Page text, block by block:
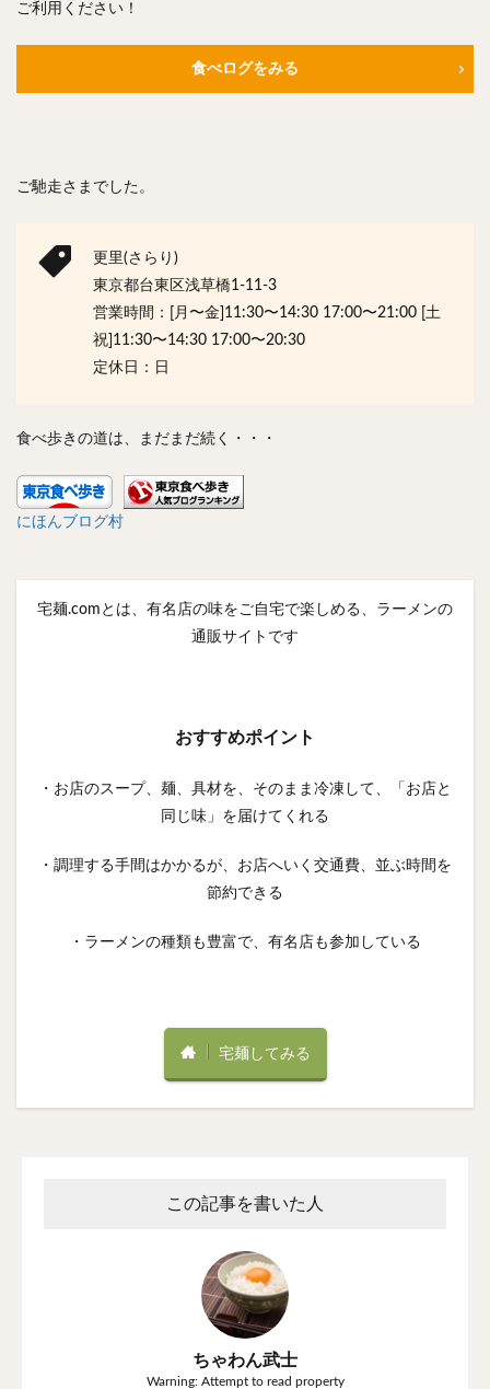
ご利用ください！
食べログをみる
ご馳走さまでした。
更里(さらり)
東京都台東区浅草橋1-11-3
営業時間：[月〜金]11:30〜14:30 17:00〜21:00 [土
祝]11:30〜14:30 17:00〜20:30
定休日：日
食べ歩きの道は、まだまだ続く・・・
にほんブログ村
宅麺.comとは、有名店の味をご自宅で楽しめる、ラーメンの
通販サイトです
おすすめポイント
・お店のスープ、麺、具材を、そのまま冷凍して、「お店と
同じ味」を届けてくれる
・調理する手間はかかるが、お店へいく交通費、並ぶ時間を
節約できる
・ラーメンの種類も豊富で、有名店も参加している
宅麺してみる
この記事を書いた人
ちゃわん武士
Warning: Attempt to read property